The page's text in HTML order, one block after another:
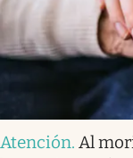
Atención. Al